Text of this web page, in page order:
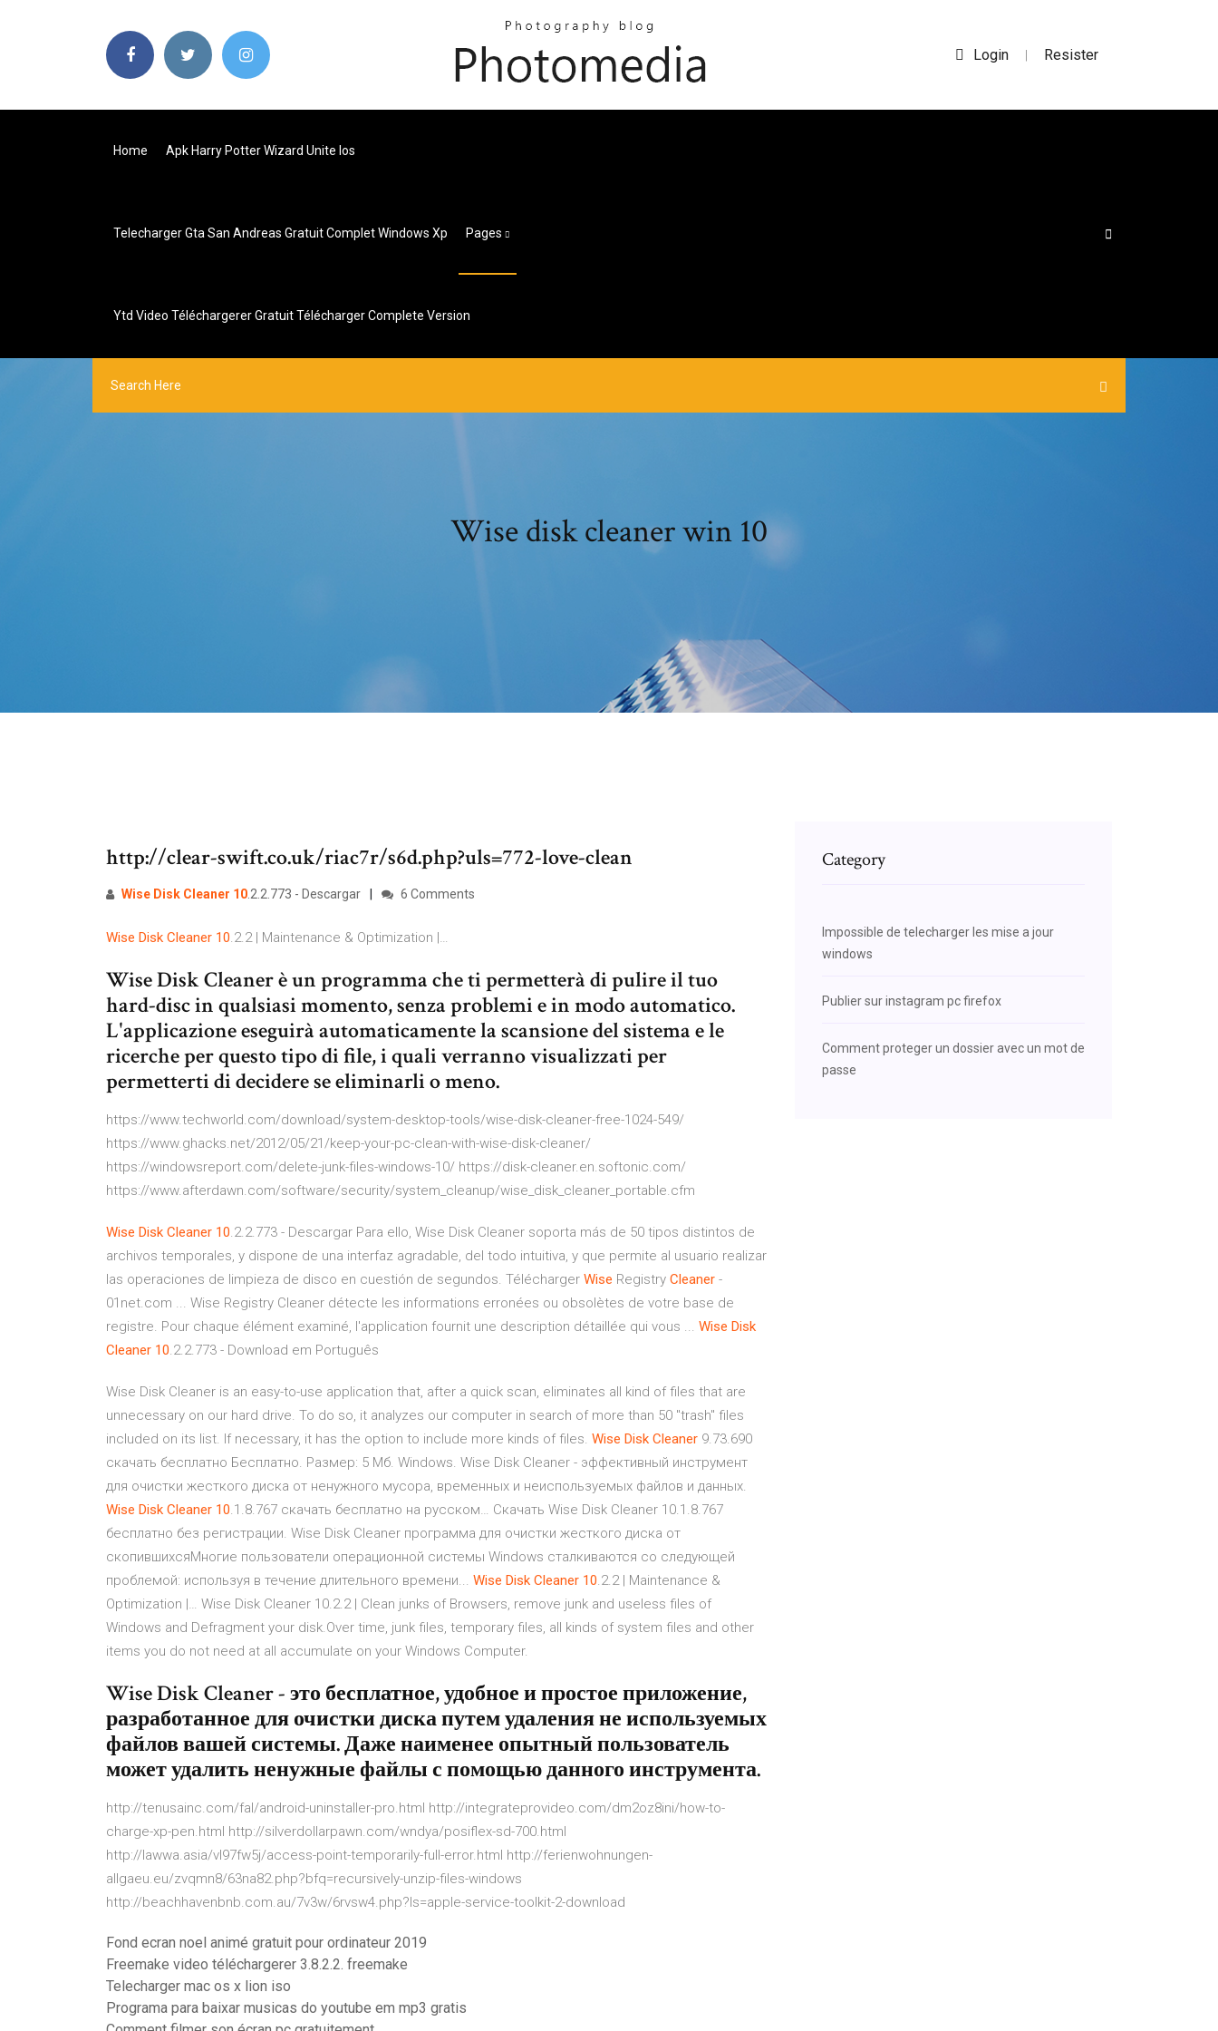
Login | Resister
Home Apk Harry Potter Wizard Unite Ios
Telecharger Gta San Andreas Gratuit Complet Windows Xp Pages
Ytd Video Téléchargerer Gratuit Télécharger Complete Version
Wise disk cleaner win 10
http://clear-swift.co.uk/riac7r/s6d.php?uls=772-love-clean
Wise Disk Cleaner 10 .2.2.773 - Descargar 6 Comments
Wise Disk Cleaner 10.2.2 | Maintenance & Optimization |…
Wise Disk Cleaner è un programma che ti permetterà di pulire il tuo
hard-disc in qualsiasi momento, senza problemi e in modo automatico.
L'applicazione eseguirà automaticamente la scansione del sistema e le
ricerche per questo tipo di file, i quali verranno visualizzati per
permetterti di decidere se eliminarli o meno.
https://www.techworld.com/download/system-desktop-tools/wise-disk-cleaner-free-1024-549/
https://www.ghacks.net/2012/05/21/keep-your-pc-clean-with-wise-disk-cleaner/
https://windowsreport.com/delete-junk-files-windows-10/ https://disk-cleaner.en.softonic.com/
https://www.afterdawn.com/software/security/system_cleanup/wise_disk_cleaner_portable.cfm
Wise Disk Cleaner 10.2.2.773 - Descargar Para ello, Wise Disk Cleaner soporta más de 50 tipos distintos de
archivos temporales, y dispone de una interfaz agradable, del todo intuitiva, y que permite al usuario realizar
las operaciones de limpieza de disco en cuestión de segundos. Télécharger Wise Registry Cleaner -
01net.com ... Wise Registry Cleaner détecte les informations erronées ou obsolètes de votre base de
registre. Pour chaque élément examiné, l'application fournit une description détaillée qui vous ... Wise Disk
Cleaner 10.2.2.773 - Download em Português
Wise Disk Cleaner is an easy-to-use application that, after a quick scan, eliminates all kind of files that are
unnecessary on our hard drive. To do so, it analyzes our computer in search of more than 50 "trash" files
included on its list. If necessary, it has the option to include more kinds of files. Wise Disk Cleaner 9.73.690
скачать бесплатно Бесплатно. Размер: 5 Мб. Windows. Wise Disk Cleaner - эффективный инструмент
для очистки жесткого диска от ненужного мусора, временных и неиспользуемых файлов и данных.
Wise Disk Cleaner 10.1.8.767 скачать бесплатно на русском… Скачать Wise Disk Cleaner 10.1.8.767
бесплатно без регистрации. Wise Disk Cleaner программа для очистки жесткого диска от
скопившихсяМногие пользователи операционной системы Windows сталкиваются со следующей
проблемой: используя в течение длительного времени... Wise Disk Cleaner 10.2.2 | Maintenance &
Optimization |… Wise Disk Cleaner 10.2.2 | Clean junks of Browsers, remove junk and useless files of
Windows and Defragment your disk.Over time, junk files, temporary files, all kinds of system files and other
items you do not need at all accumulate on your Windows Computer.
Wise Disk Cleaner - это бесплатное, удобное и простое приложение,
разработанное для очистки диска путем удаления не используемых
файлов вашей системы. Даже наименее опытный пользователь
может удалить ненужные файлы с помощью данного инструмента.
http://tenusainc.com/fal/android-uninstaller-pro.html http://integrateprovideo.com/dm2oz8ini/how-to-
charge-xp-pen.html http://silverdollarpawn.com/wndya/posiflex-sd-700.html
http://lawwa.asia/vl97fw5j/access-point-temporarily-full-error.html http://ferienwohnungen-
allgaeu.eu/zvqmn8/63na82.php?bfq=recursively-unzip-files-windows
http://beachhavenbnb.com.au/7v3w/6rvsw4.php?ls=apple-service-toolkit-2-download
Fond ecran noel animé gratuit pour ordinateur 2019
Freemake video téléchargerer 3.8.2.2. freemake
Telecharger mac os x lion iso
Programa para baixar musicas do youtube em mp3 gratis
Category
Impossible de telecharger les mise a jour
windows
Publier sur instagram pc firefox
Comment proteger un dossier avec un mot de
passe